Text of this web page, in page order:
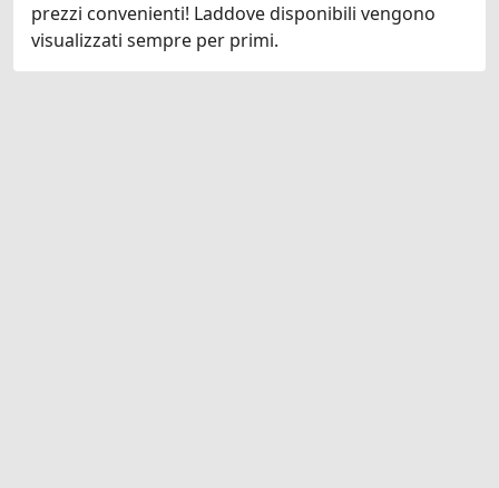
prezzi convenienti! Laddove disponibili vengono
visualizzati sempre per primi.